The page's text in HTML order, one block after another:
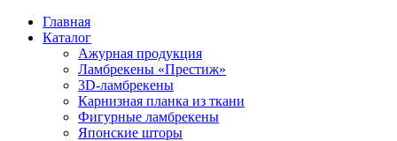
Главная
Каталог
Ажурная продукция
Ламбрекены «Престиж»
3D-ламбрекены
Карнизная планка из ткани
Фигурные ламбрекены
Японские шторы